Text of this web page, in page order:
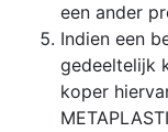
een ander
Indien een
gedeeltelijk
koper